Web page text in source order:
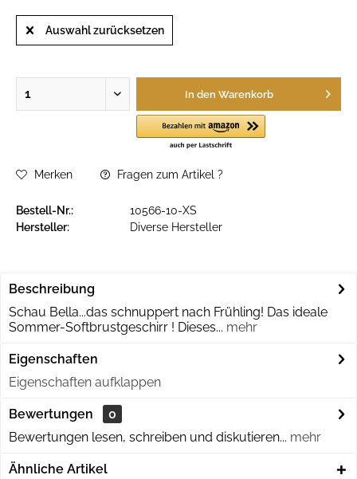
Auswahl zurücksetzen
In den Warenkorb
Merken Fragen zum Artikel ?
Bestell-Nr.:
10566-10-XS
Hersteller:
Diverse Hersteller
Beschreibung
Schau Bella...das schnuppert nach Frühling! Das ideale
Sommer-Softbrustgeschirr ! Dieses... mehr
Eigenschaften
Eigenschaften aufklappen
Bewertungen
0
Bewertungen lesen, schreiben und diskutieren... mehr
Ähnliche Artikel